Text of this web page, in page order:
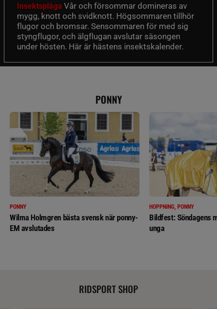
Insektsplåga Vår och försommar domineras av
mygg, knott och svidknott. Högsommaren tillhör
flugor och bromsar. Sensommaren för med sig
styngflugor, och älgflugan avslutar säsongen
under hösten. Här är hästens insektskalender.
PONNY
PONNY
Wilma Holmgren bästa svensk när ponny-
EM avslutades
HOPPNING, PONNY
Bildfest: Söndagens
unga
RIDSPORT SHOP